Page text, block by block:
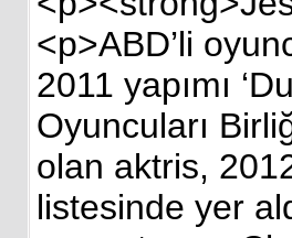
<p>ABD’li
2011 yapımı
Oyuncuları
olan aktris,
listesinde yer